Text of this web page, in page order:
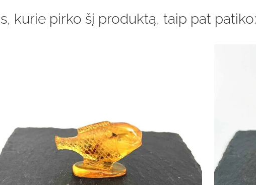
kurie pirko šį produktą, taip pat patiko: